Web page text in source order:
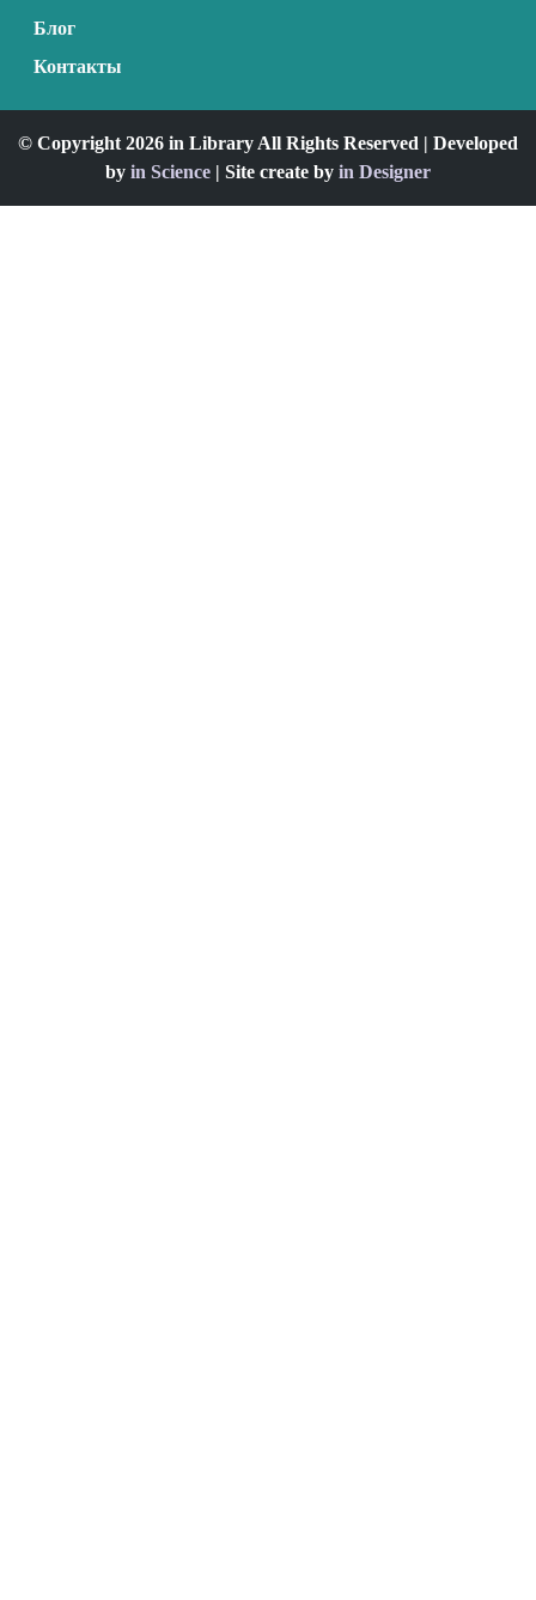
Блог
Контакты
© Copyright 2026 in Library All Rights Reserved | Developed
by in Science | Site create by in Designer